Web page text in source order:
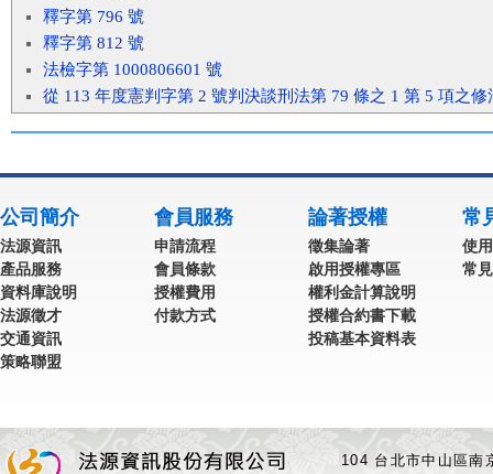
釋字第 796 號
釋字第 812 號
法檢字第 1000806601 號
從 113 年度憲判字第 2 號判決談刑法第 79 條之 1 第 5 項之修
公司簡介
法源資訊
產品服務
資料庫說明
法源徵才
交通資訊
策略聯盟
會員服務
申請流程
會員條款
授權費用
付款方式
論著授權
徵集論著
啟用授權專區
權利金計算說明
授權合約書下載
投稿基本資料表
常
使
常
104 台北市中山區